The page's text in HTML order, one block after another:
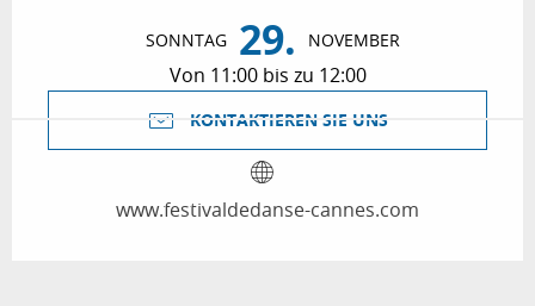
SONNTAG 29. NOVEMBER
Von 11:00 bis zu 12:00
KONTAKTIEREN SIE UNS
www.festivaldedanse-cannes.com